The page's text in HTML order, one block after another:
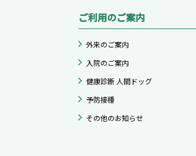
ご利用のご案内
外来のご案内
入院のご案内
健康診断 人間ドッグ
予防接種
その他のお知らせ